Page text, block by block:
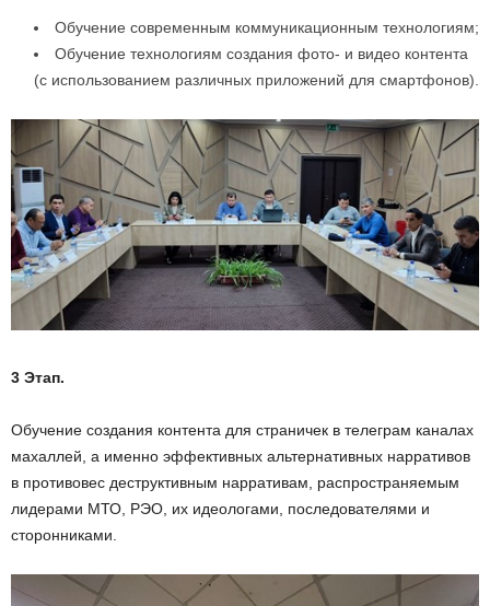
Обучение современным коммуникационным технологиям;
Обучение технологиям создания фото- и видео контента
(с использованием различных приложений для смартфонов).
3 Этап.
Обучение создания контента для страничек в телеграм каналах
махаллей, а именно эффективных альтернативных нарративов
в противовес деструктивным нарративам, распространяемым
лидерами МТО, РЭО, их идеологами, последователями и
сторонниками.